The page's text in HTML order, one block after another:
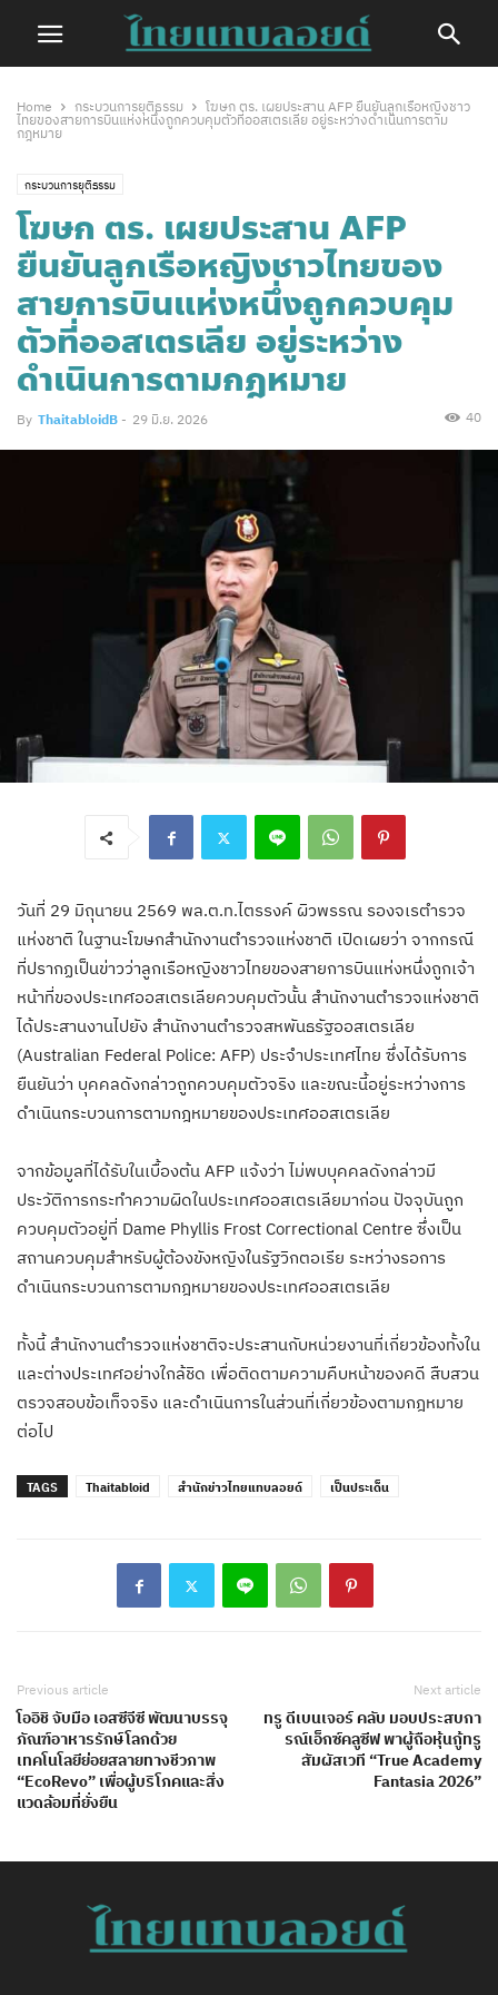
Home กระบวนการยุติธรรม
โฆษก ตร. เผยประสาน AFP ยืนยันลูกเรือหญิงชาว
ไทยของสายการบินแห่งหนึ่งถูกควบคุมตัวที่ออสเตรเลีย อยู่ระหว่างดำเนินการตาม
กฎหมาย
กระบวนการยุติธรรม
โฆษก ตร. เผยประสาน AFP
ยืนยันลูกเรือหญิงชาวไทยของ
สายการบินแห่งหนึ่งถูกควบคุม
ตัวที่ออสเตรเลีย อยู่ระหว่าง
ดำเนินการตามกฎหมาย
By ThaitabloidB - 29 มิ.ย. 2026 40
วันที่ 29 มิถุนายน 2569 พล.ต.ท.ไตรรงค์ ผิวพรรณ รองจเรตำรวจ
แห่งชาติ ในฐานะโฆษกสำนักงานตำรวจแห่งชาติ เปิดเผยว่า จากกรณี
ที่ปรากฏเป็นข่าวว่าลูกเรือหญิงชาวไทยของสายการบินแห่งหนึ่งถูกเจ้า
หน้าที่ของประเทศออสเตรเลียควบคุมตัวนั้น สำนักงานตำรวจแห่งชาติ
ได้ประสานงานไปยัง สำนักงานตำรวจสหพันธรัฐออสเตรเลีย
(Australian Federal Police: AFP) ประจำประเทศไทย ซึ่งได้รับการ
ยืนยันว่า บุคคลดังกล่าวถูกควบคุมตัวจริง และขณะนี้อยู่ระหว่างการ
ดำเนินกระบวนการตามกฎหมายของประเทศออสเตรเลีย
จากข้อมูลที่ได้รับในเบื้องต้น AFP แจ้งว่า ไม่พบบุคคลดังกล่าวมี
ประวัติการกระทำความผิดในประเทศออสเตรเลียมาก่อน ปัจจุบันถูก
ควบคุมตัวอยู่ที่ Dame Phyllis Frost Correctional Centre ซึ่งเป็น
สถานควบคุมสำหรับผู้ต้องขังหญิงในรัฐวิกตอเรีย ระหว่างรอการ
ดำเนินกระบวนการตามกฎหมายของประเทศออสเตรเลีย
ทั้งนี้ สำนักงานตำรวจแห่งชาติจะประสานกับหน่วยงานที่เกี่ยวข้องทั้งใน
และต่างประเทศอย่างใกล้ชิด เพื่อติดตามความคืบหน้าของคดี สืบสวน
ตรวจสอบข้อเท็จจริง และดำเนินการในส่วนที่เกี่ยวข้องตามกฎหมาย
ต่อไป
TAGS Thaitabloid สำนักข่าวไทยแทบลอยด์ เป็นประเด็น
Previous article
โออิชิ จับมือ เอสซีจีซี พัฒนาบรรจุ
ภัณฑ์อาหารรักษ์โลกด้วย
เทคโนโลยีย่อยสลายทางชีวภาพ
“EcoRevo” เพื่อผู้บริโภคและสิ่ง
แวดล้อมที่ยั่งยืน
Next article
ทรู ดีเบนเจอร์ คลับ มอบประสบกา
รณ์เอ็กซ์คลูซีฟ พาผู้ถือหุ้นกู้ทรู
สัมผัสเวที “True Academy
Fantasia 2026”